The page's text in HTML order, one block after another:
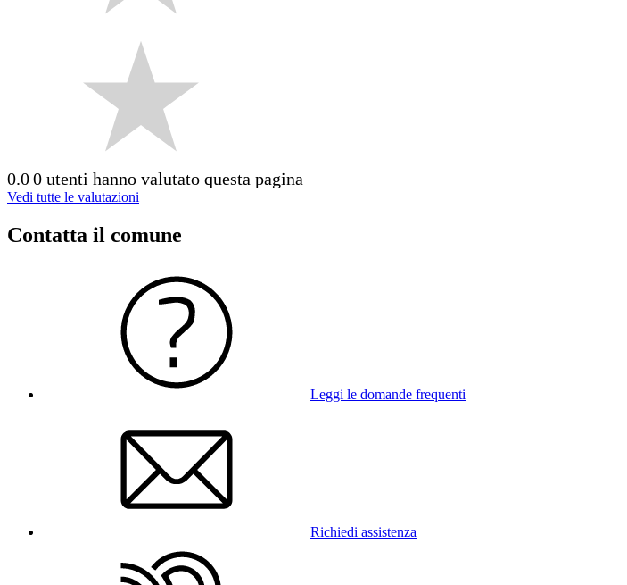
0.00 utenti hanno valutato questa pagina
Vedi tutte le valutazioni
Contatta il comune
Leggi le domande frequenti
Richiedi assistenza